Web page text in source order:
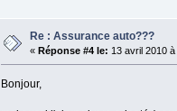
Re : Assurance auto???
« Réponse #4 le: 13 avril 2010
Bonjour,